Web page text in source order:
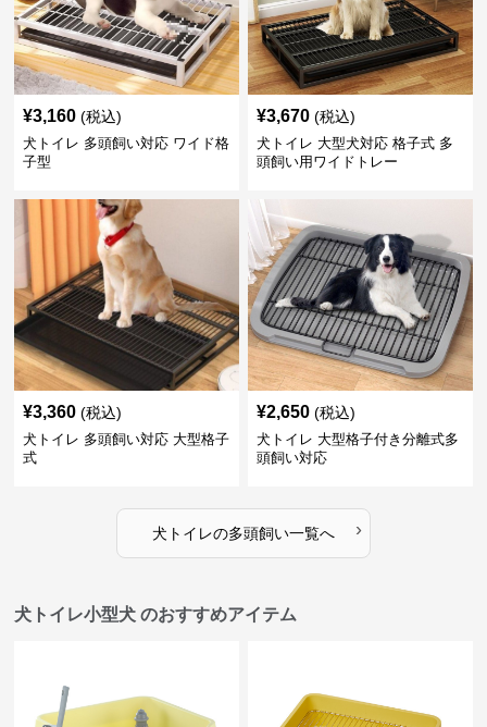
¥3,160 (税込)
犬トイレ 多頭飼い対応 ワイド格
子型
¥3,670 (税込)
犬トイレ 大型犬対応 格子式 多
頭飼い用ワイドトレー
¥3,360 (税込)
犬トイレ 多頭飼い対応 大型格子
式
¥2,650 (税込)
犬トイレ 大型格子付き分離式多
頭飼い対応
犬トイレの多頭飼い一覧へ ›
犬トイレ小型犬 のおすすめアイテム